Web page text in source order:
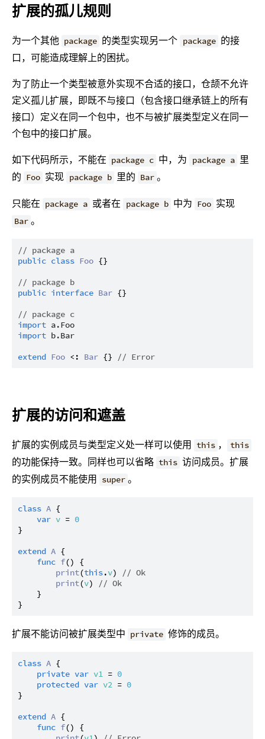
扩展的孤儿规则
为一个其他 package 的类型实现另一个 package 的接
口，可能造成理解上的困扰。
为了防止一个类型被意外实现不合适的接口，仓颉不允许
定义孤儿扩展，即既不与接口（包含接口继承链上的所有
接口）定义在同一个包中，也不与被扩展类型定义在同一
个包中的接口扩展。
如下代码所示，不能在 package c 中，为 package a 里
的 Foo 实现 package b 里的 Bar 。
只能在 package a 或者在 package b 中为 Foo 实现
Bar 。
// package a
public class Foo {}
// package b
public interface Bar {}
// package c
import a.Foo
import b.Bar
extend Foo <: Bar {} // Error
扩展的访问和遮盖
扩展的实例成员与类型定义处一样可以使用 this ， this
的功能保持一致。同样也可以省略 this 访问成员。扩展
的实例成员不能使用 super 。
class A {
var v = 0
}
extend A {
func f() {
print(this.v)
// Ok
print(v)
// Ok
    }
扩展不能访问被扩展类型中 private 修饰的成员。
class A {
private var v1 = 0
protected var v2 = 0
}
extend A {
func f() {